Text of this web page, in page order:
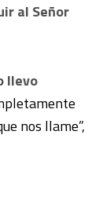
al Señor
llevo
nos llame”,